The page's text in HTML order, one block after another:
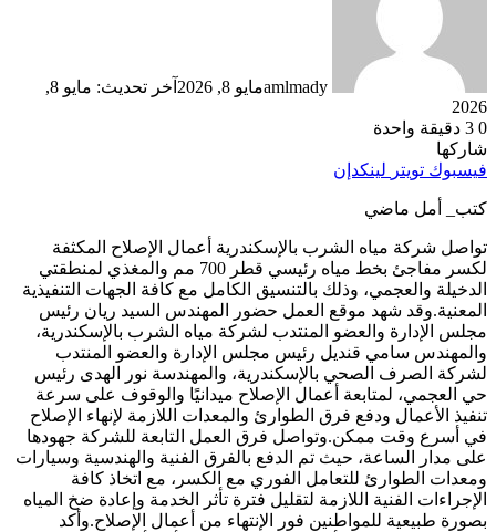
amlmadyمايو 8, 2026
آخر تحديث: مايو 8,
2026
0
دقيقة واحدة
شاركها
فيسبوك تويتر لينكدإن
كتب_ أمل ماضي
تواصل شركة مياه الشرب بالإسكندرية أعمال الإصلاح المكثفة
لكسر مفاجئ بخط مياه رئيسي قطر 700 مم والمغذي لمنطقتي
الدخيلة والعجمي، وذلك بالتنسيق الكامل مع كافة الجهات التنفيذية
المعنية.وقد شهد موقع العمل حضور المهندس السيد ريان رئيس
مجلس الإدارة والعضو المنتدب لشركة مياه الشرب بالإسكندرية،
والمهندس سامي قنديل رئيس مجلس الإدارة والعضو المنتدب
لشركة الصرف الصحي بالإسكندرية، والمهندسة نور الهدى رئيس
حي العجمي، لمتابعة أعمال الإصلاح ميدانيًا والوقوف على سرعة
تنفيذ الأعمال ودفع فرق الطوارئ والمعدات اللازمة لإنهاء الإصلاح
في أسرع وقت ممكن.وتواصل فرق العمل التابعة للشركة جهودها
على مدار الساعة، حيث تم الدفع بالفرق الفنية والهندسية وسيارات
ومعدات الطوارئ للتعامل الفوري مع الكسر، مع اتخاذ كافة
الإجراءات الفنية اللازمة لتقليل فترة تأثر الخدمة وإعادة ضخ المياه
بصورة طبيعية للمواطنين فور الإنتهاء من أعمال الإصلاح.وأكد